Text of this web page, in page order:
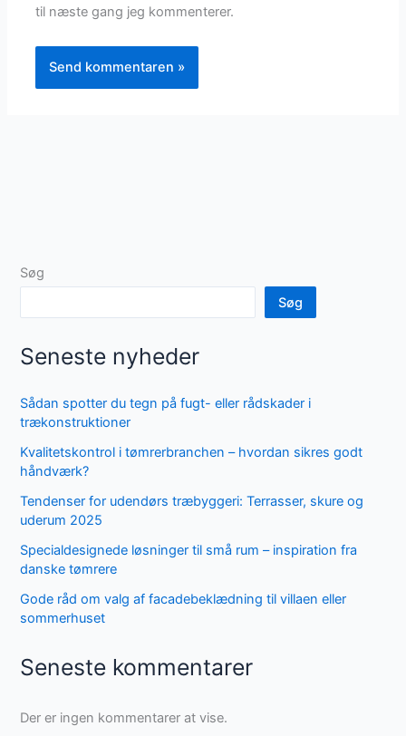
til næste gang jeg kommenterer.
Søg
Søg
Seneste nyheder
Sådan spotter du tegn på fugt- eller rådskader i
trækonstruktioner
Kvalitetskontrol i tømrerbranchen – hvordan sikres godt
håndværk?
Tendenser for udendørs træbyggeri: Terrasser, skure og
uderum 2025
Specialdesignede løsninger til små rum – inspiration fra
danske tømrere
Gode råd om valg af facadebeklædning til villaen eller
sommerhuset
Seneste kommentarer
Der er ingen kommentarer at vise.